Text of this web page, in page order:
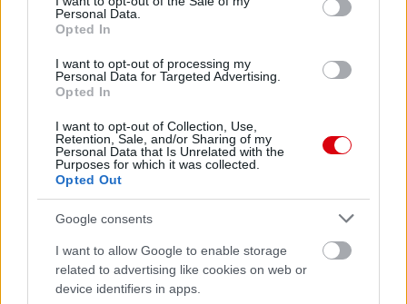
Personal Data.
Opted In
I want to opt-out of processing my
Personal Data for Targeted Advertising.
Opted In
I want to opt-out of Collection, Use,
Retention, Sale, and/or Sharing of my
Personal Data that Is Unrelated with the
Purposes for which it was collected.
Opted Out
Google consents
I want to allow Google to enable storage
related to advertising like cookies on web or
device identifiers in apps.
Felkészülési szezon 4. mérkőzés
Nya Ullevi, Göteborg
2 nap 3 óra 58 perc 53 másodperc
Leeds UnitedvsManchester United2026-08-12 20:30
AC MilanvsManchester United
ELŐZŐ MÉRKŐZÉSEK
Támogatás